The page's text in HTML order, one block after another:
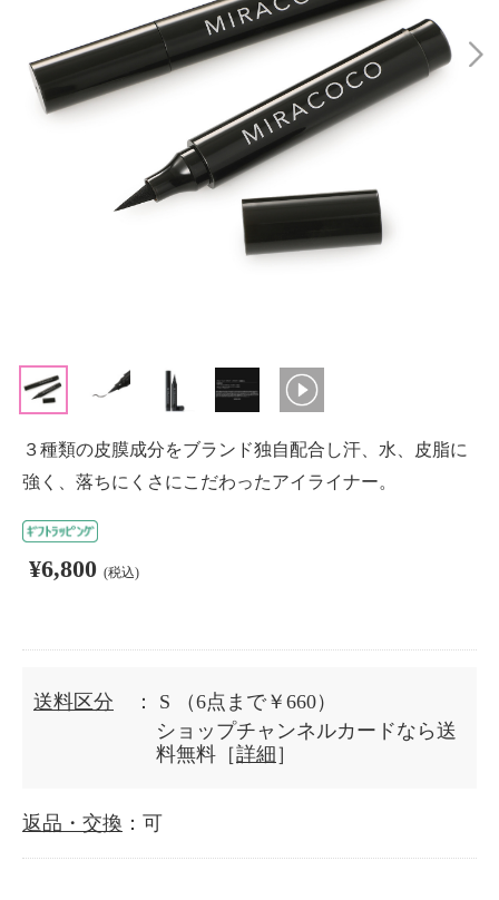
３種類の皮膜成分をブランド独自配合し汗、水、皮脂に
強く、落ちにくさにこだわったアイライナー。
¥6,800 (税込)
送料区分 ： S
（6点まで￥660）
ショップチャンネルカードなら送
料無料［詳細 ］
返品・交換 ：可